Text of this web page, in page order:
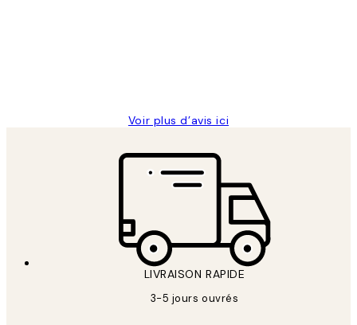
Voir plus d’avis ici
LIVRAISON RAPIDE
3-5 jours ouvrés